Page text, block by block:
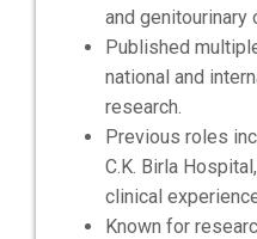
and genitourinary
Published
national and
research.
Previous roles
C.K. Birla
clinical
Known for